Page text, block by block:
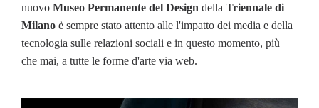
nuovo Museo Permanente del Design della Triennale di
Milano è sempre stato attento alle l'impatto dei media e della
tecnologia sulle relazioni sociali e in questo momento, più
che mai, a tutte le forme d'arte via web.